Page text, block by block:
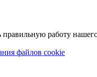
работу нашего
файлов cookie